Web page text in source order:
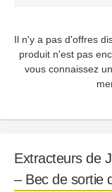
Il n'y a pas d'offres
produit n'est pas
vous connaissez
Extracteurs de
– Bec de sortie